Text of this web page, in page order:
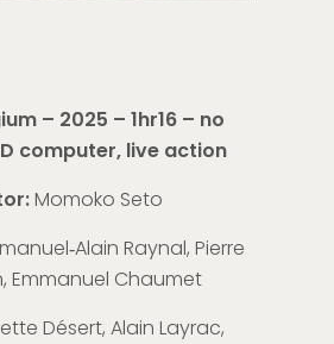
– 2025 – 1hr16 – no
computer, live action
Momoko Seto
Raynal, Pierre
Emmanuel Chaumet
Désert, Alain Layrac,